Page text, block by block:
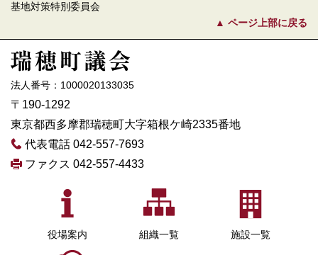
基地対策特別委員会
ページ上部に戻る
法人番号：1000020133035
〒190-1292
東京都西多摩郡瑞穂町大字箱根ケ崎2335番地
代表電話 042-557-7693
ファクス 042-557-4433
役場案内 組織一覧 施設一覧